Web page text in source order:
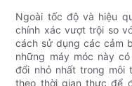
Ngoài tốc độ và hiệu
chính xác vượt trội so
cách sử dụng các cảm
những máy móc này
đổi nhỏ nhất trong môi
theo thời gian thực để